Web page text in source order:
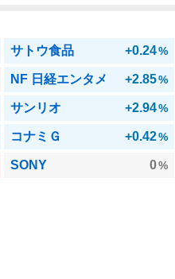
サトウ食品 +0.24%
NF 日経エンタメ +2.85%
サンリオ +2.94%
コナミＧ +0.42%
SONY 0%